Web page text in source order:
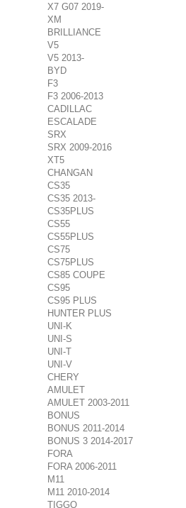
X7 G07 2019-
XM
BRILLIANCE
V5
V5 2013-
BYD
F3
F3 2006-2013
CADILLAC
ESCALADE
SRX
SRX 2009-2016
XT5
CHANGAN
CS35
CS35 2013-
CS35PLUS
CS55
CS55PLUS
CS75
CS75PLUS
CS85 COUPE
CS95
CS95 PLUS
HUNTER PLUS
UNI-K
UNI-S
UNI-T
UNI-V
CHERY
AMULET
AMULET 2003-2011
BONUS
BONUS 2011-2014
BONUS 3 2014-2017
FORA
FORA 2006-2011
M11
M11 2010-2014
TIGGO